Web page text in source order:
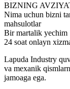
BIZNING
Nima uchun bizni
mahsulotlar
Bir martalik yechim
24 soat onlayn
Lapuda Industry
va mexanik
jamoaga ega.